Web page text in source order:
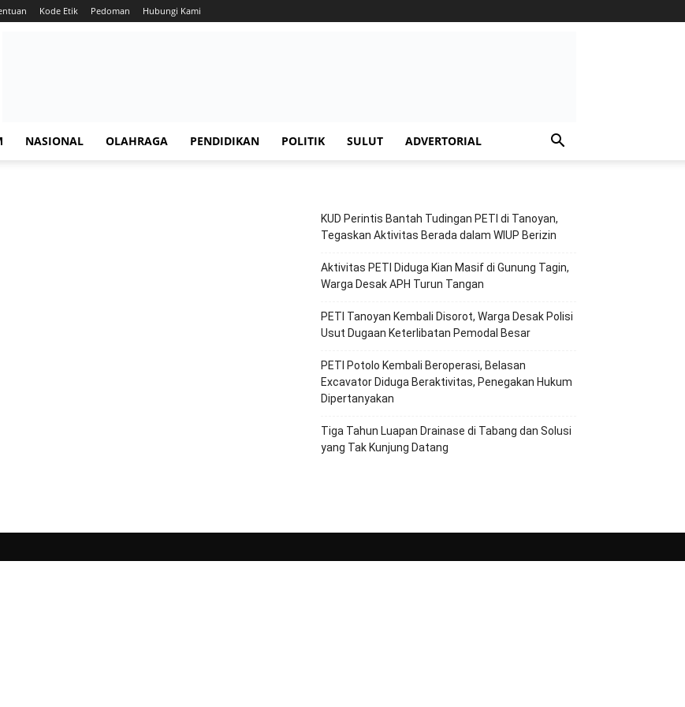
Kode Etik Pedoman Hubungi Kami
NASIONAL OLAHRAGA PENDIDIKAN POLITIK SULUT ADVERTORIAL
KUD Perintis Bantah Tudingan PETI di Tanoyan,
Tegaskan Aktivitas Berada dalam WIUP Berizin
Aktivitas PETI Diduga Kian Masif di Gunung Tagin,
Warga Desak APH Turun Tangan
PETI Tanoyan Kembali Disorot, Warga Desak Polisi
Usut Dugaan Keterlibatan Pemodal Besar
PETI Potolo Kembali Beroperasi, Belasan
Excavator Diduga Beraktivitas, Penegakan Hukum
Dipertanyakan
Tiga Tahun Luapan Drainase di Tabang dan Solusi
yang Tak Kunjung Datang